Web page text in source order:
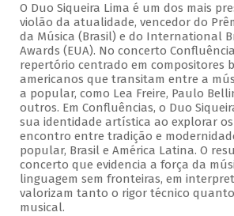
O Duo Siqueira Lima é um dos mais
violão da atualidade, vencedor do
da Música (Brasil) e do International
Awards (EUA). No concerto
repertório centrado em compositores
americanos que transitam entre a
a popular, como Lea Freire, Paulo
outros. Em Confluências, o Duo
sua identidade artística ao explorar
encontro entre tradição e
popular, Brasil e América Latina. O
concerto que evidencia a força da
linguagem sem fronteiras, em
valorizam tanto o rigor técnico quanto
musical.